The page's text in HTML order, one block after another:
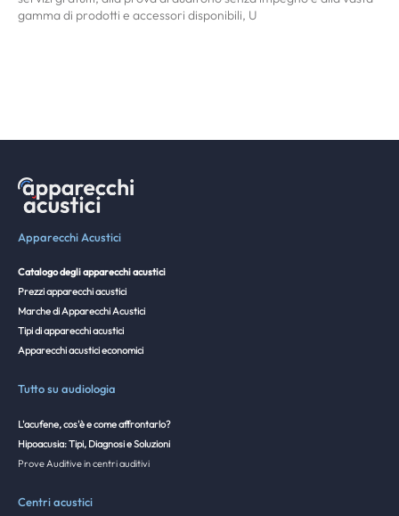
gamma di prodotti e accessori disponibili, U
Apparecchi Acustici
Catalogo degli apparecchi acustici
Prezzi apparecchi acustici
Marche di Apparecchi Acustici
Tipi di apparecchi acustici
Apparecchi acustici economici
Tutto su audiologia
L'acufene, cos'è e come affrontarlo?
Hipoacusia: Tipi, Diagnosi e Soluzioni
Prove Auditive in centri auditivi
Centri acustici